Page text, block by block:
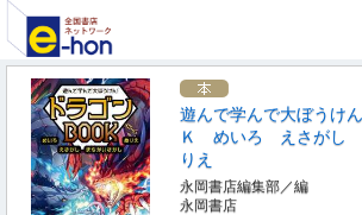
遊んで学んで大ぼうけ
Ｋ めいろ えさがし
りえ
永岡書店編集部／編
永岡書店